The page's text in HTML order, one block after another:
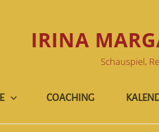
IRINA
Schauspiel,
COACHING